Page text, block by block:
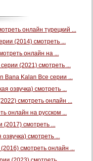
онлайн турецкий ...
(2014) смотреть ...
онлайн на ...
(2021) смотреть ...
Bana Kalan Все серии ...
озвучка) смотреть ...
смотреть онлайн ...
онлайн на русском ...
(2017) смотреть ...
смотреть ...
смотреть онлайн ...